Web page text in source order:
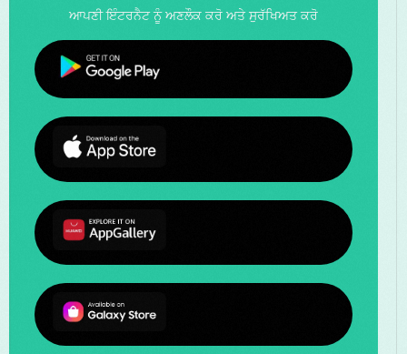
ਆਪਣੀ ਇੰਟਰਨੈਟ ਨੂੰ ਅਣਲੌਕ ਕਰੋ ਅਤੇ ਸੁਰੱਖਿਅਤ ਕਰੋ